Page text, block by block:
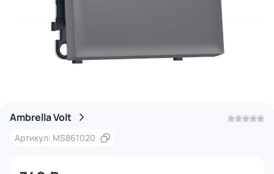
Ambrella Volt
Артикул: MS861020